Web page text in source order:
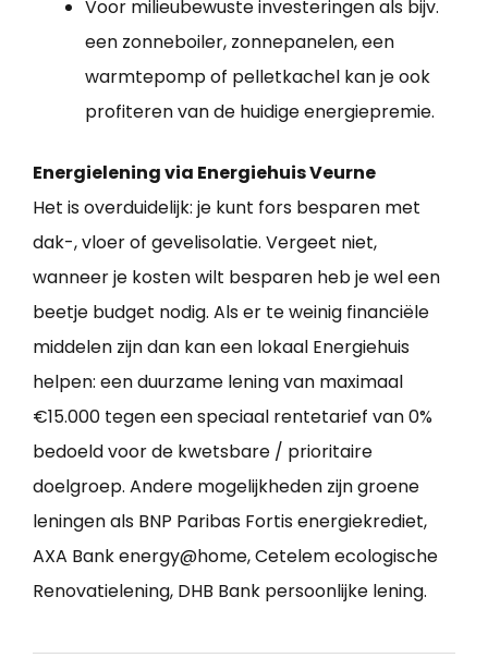
Voor milieubewuste investeringen als bijv.
een zonneboiler, zonnepanelen, een
warmtepomp of pelletkachel kan je ook
profiteren van de huidige energiepremie.
Energielening via Energiehuis Veurne
Het is overduidelijk: je kunt fors besparen met
dak-, vloer of gevelisolatie. Vergeet niet,
wanneer je kosten wilt besparen heb je wel een
beetje budget nodig. Als er te weinig financiële
middelen zijn dan kan een lokaal Energiehuis
helpen: een duurzame lening van maximaal
€15.000 tegen een speciaal rentetarief van 0%
bedoeld voor de kwetsbare / prioritaire
doelgroep. Andere mogelijkheden zijn groene
leningen als BNP Paribas Fortis energiekrediet,
AXA Bank energy@home, Cetelem ecologische
Renovatielening, DHB Bank persoonlijke lening.